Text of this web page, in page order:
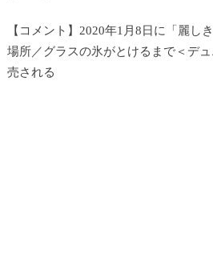
【コメント】2020年1月8日に「麗し
場所／グラスの氷がとけるまで＜デ
売される